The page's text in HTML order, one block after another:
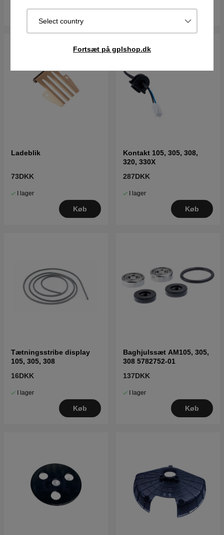
Select country
Fortsæt på gplshop.dk
Køb Køb
Ladeblik
73DKK
I lager
Køb
Kontakt 105, 305, 308,
320, 330X
287DKK
I lager
Køb
Tætningsstribe display
105, 305, 308
16DKK
I lager
Køb
Baghjulssæt AM105, 305,
308 5782752-01
137DKK
I lager
Køb